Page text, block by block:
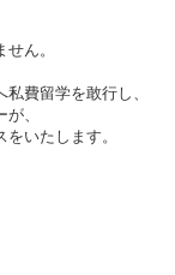
ん。
費留学を敢行し、
、
いたします。